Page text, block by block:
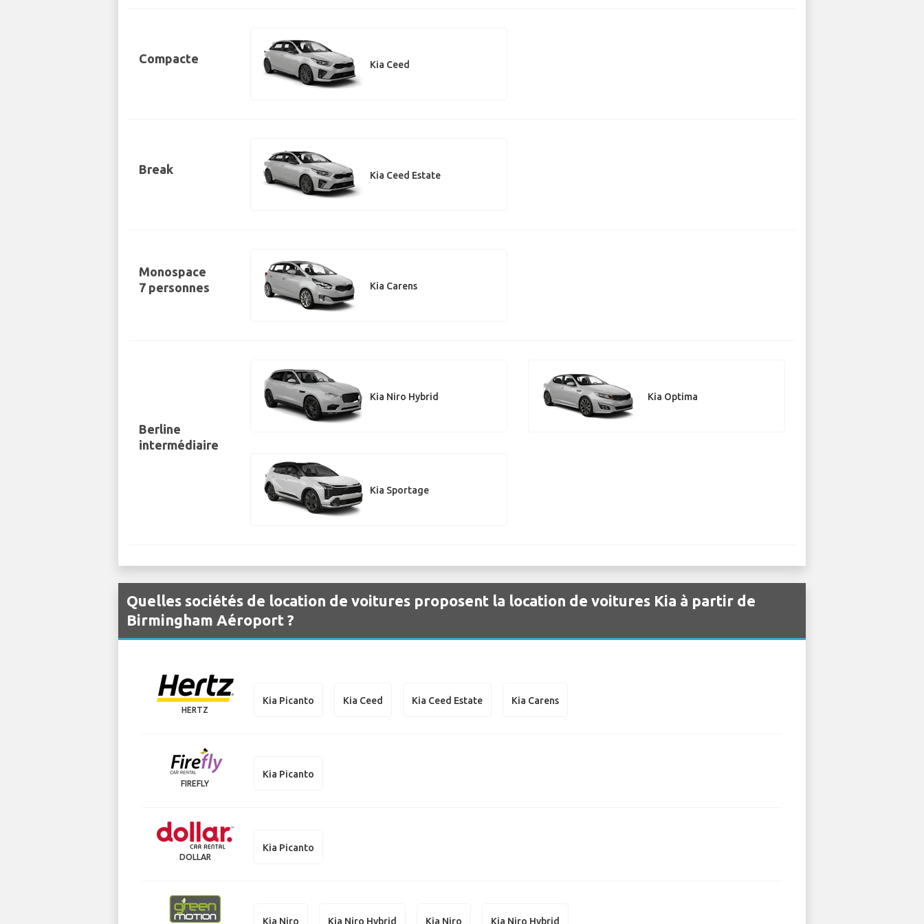
Compacte Kia Ceed
Break Kia Ceed Estate
Monospace
7 personnes
Kia Carens
Berline
intermédiaire
Kia Niro Hybrid Kia Optima
Kia Sportage
Quelles sociétés de location de voitures proposent la location de voitures Kia à partir de
Birmingham Aéroport ?
HERTZ
Kia Picanto Kia Ceed Kia Ceed Estate Kia Carens
FIREFLY
Kia Picanto
DOLLAR
Kia Picanto
Kia Niro Kia Niro Hybrid Kia Niro Kia Niro Hybrid